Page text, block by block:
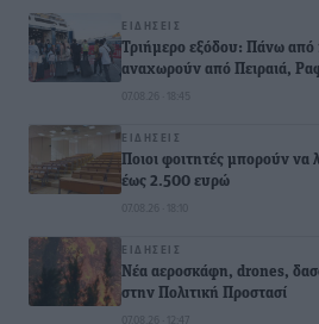
ΕΙΔΉΣΕΙΣ
Τριήμερο εξόδου: Πάνω από
αναχωρούν από Πειραιά,
07.08.26 · 18:45
ΕΙΔΉΣΕΙΣ
Ποιοι φοιτητές μπορούν να
έως 2.500 ευρώ
07.08.26 · 18:10
ΕΙΔΉΣΕΙΣ
Νέα αεροσκάφη, drones,
στην Πολιτική Προστασί
07.08.26 · 12:47